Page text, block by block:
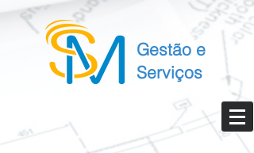
Gestão e
Serviços